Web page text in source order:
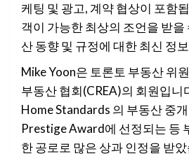
케팅 및 광고, 계약 협상이 포함
객이 가능한 최상의 조언을 받을
산 동향 및 규정에 대한 최신 정
Mike Yoon은 토론토 부동산 위
부동산 협회(CREA)의 회원입니
Home Standards 의 부동산 중
Prestige Award에 선정되는 등
한 공로로 많은 상과 인정을 받